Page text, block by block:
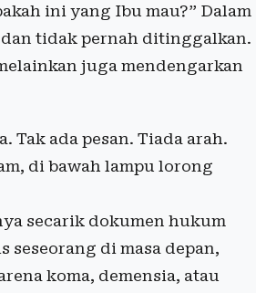
ini yang Ibu mau?” Dalam
tidak pernah ditinggalkan.
juga mendengarkan
Tak ada pesan. Tiada arah.
di bawah lampu lorong
secarik dokumen hukum
di masa depan,
koma, demensia, atau